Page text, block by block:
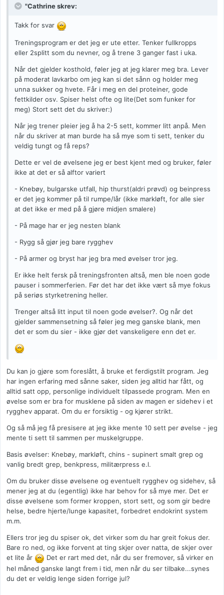
"Cathrine skrev:
Takk for svar
Treningsprogram er det jeg er ute etter. Tenker fullkropps
eller 2splitt som du nevner, og å trene 3 ganger fast i uka.
Når det gjelder kosthold, føler jeg at jeg klarer meg bra. Lever
på moderat lavkarbo om jeg kan si det sånn og holder meg
unna sukker og hvete. Får i meg en del proteiner, gode
fettkilder osv. Spiser helst ofte og lite(Det som funker for
meg) Stort sett det du skriver:)
Når jeg trener pleier jeg å ha 2-5 sett, kommer litt anpå. Men
når du skriver at man burde ha så mye som ti sett, tenker du
veldig tungt og få reps?
Dette er vel de øvelsene jeg er best kjent med og bruker, føler
ikke at det er så alftor variert
- Knebøy, bulgarske utfall, hip thurst(aldri prøvd) og beinpress
er det jeg kommer på til rumpe/lår (ikke markløft, for alle sier
at det ikke er med på å gjøre midjen smalere)
- På mage har er jeg nesten blank
- Rygg så gjør jeg bare rygghev
- På armer og bryst har jeg bra med øvelser tror jeg.
Er ikke helt fersk på treningsfronten altså, men ble noen gode
pauser i sommerferien. Før det har det ikke vært så mye fokus
på seriøs styrketrening heller.
Trenger altså litt input til noen gode øvelser?. Og når det
gjelder sammensetning så føler jeg meg ganske blank, men
det er som du sier - ikke gjør det vanskeligere enn det er.
Du kan jo gjøre som foreslått, å bruke et ferdigstilt program. Jeg
har ingen erfaring med sånne saker, siden jeg alltid har fått, og
alltid satt opp, personlige individuelt tilpassede program. Men en
øvelse som er bra for musklene på siden av magen er sidehev i et
rygghev apparat. Om du er forsiktig - og kjører strikt.
Og så må jeg få presisere at jeg ikke mente 10 sett per øvelse - jeg
mente ti sett til sammen per muskelgruppe.
Basis øvelser: Knebøy, markløft, chins - supinert smalt grep og
vanlig bredt grep, benkpress, militærpress e.l.
Om du bruker disse øvelsene og eventuelt rygghev og sidehev, så
mener jeg at du (egentlig) ikke har behov for så mye mer. Det er
disse øvelsene som former kroppen, stort sett, og som gir bedre
helse, bedre hjerte/lunge kapasitet, forbedret endokrint system
m.m.
Ellers tror jeg du spiser ok, det virker som du har greit fokus der.
Bare ro ned, og ikke forvent at ting skjer over natta, de skjer over
et lite år
Det er rart med det, når du ser fremover, så virker en
hel måned ganske langt frem i tid, men når du ser tilbake...synes
du det er veldig lenge siden forrige jul?